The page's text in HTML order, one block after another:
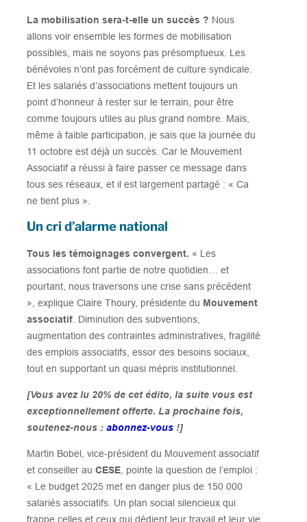
La mobilisation sera-t-elle un succès ? Nous
allons voir ensemble les formes de mobilisation
possibles, mais ne soyons pas présomptueux. Les
bénévoles n’ont pas forcément de culture syndicale.
Et les salariés d’associations mettent toujours un
point d’honneur à rester sur le terrain, pour être
comme toujours utiles au plus grand nombre. Mais,
même à faible participation, je sais que la journée du
11 octobre est déjà un succès. Car le Mouvement
Associatif a réussi à faire passer ce message dans
tous ses réseaux, et il est largement partagé : « Ca
ne tient plus ».
Un cri d’alarme national
Tous les témoignages convergent. « Les
associations font partie de notre quotidien… et
pourtant, nous traversons une crise sans précédent
», explique Claire Thoury, présidente du Mouvement
associatif . Diminution des subventions,
augmentation des contraintes administratives, fragilité
des emplois associatifs, essor des besoins sociaux,
tout en supportant un quasi mépris institutionnel.
[Vous avez lu 20% de cet édito, la suite vous est
exceptionnellement offerte. La prochaine fois,
soutenez-nous :abonnez-vous !]
Martin Bobel, vice-président du Mouvement associatif
et conseiller auCESE, pointe la question de l’emploi :
« Le budget 2025 met en danger plus de 150 000
salariés associatifs. Un plan social silencieux qui
frappe celles et ceux qui dédient leur travail et leur vie